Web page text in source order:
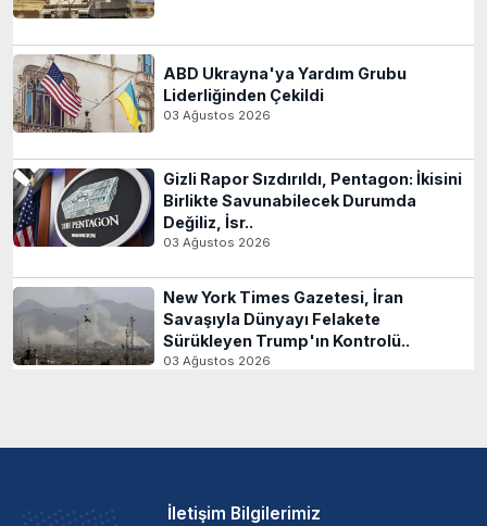
ABD Ukrayna'ya Yardım Grubu
Liderliğinden Çekildi
03 Ağustos 2026
Gizli Rapor Sızdırıldı, Pentagon: İkisini
Birlikte Savunabilecek Durumda
Değiliz, İsr..
03 Ağustos 2026
New York Times Gazetesi, İran
Savaşıyla Dünyayı Felakete
Sürükleyen Trump'ın Kontrolü..
03 Ağustos 2026
İletişim Bilgilerimiz